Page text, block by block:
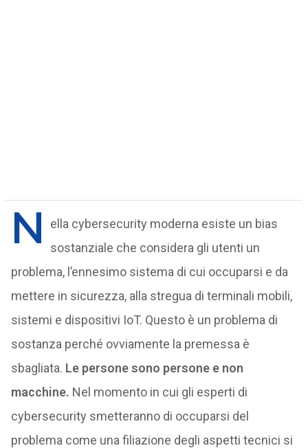
N
ella cybersecurity moderna esiste un bias
sostanziale che considera gli utenti un
problema, l’ennesimo sistema di cui occuparsi e da
mettere in sicurezza, alla stregua di terminali mobili,
sistemi e dispositivi IoT. Questo è un problema di
sostanza perché ovviamente la premessa è
sbagliata. Le persone sono persone e non
macchine. Nel momento in cui gli esperti di
cybersecurity smetteranno di occuparsi del
problema come una filiazione degli aspetti tecnici si